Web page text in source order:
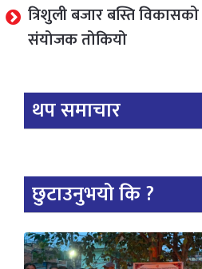
त्रिशुली बजार बस्ति
संयोजक तोकियो
थप समाचार
छुटाउनुभयो कि ?